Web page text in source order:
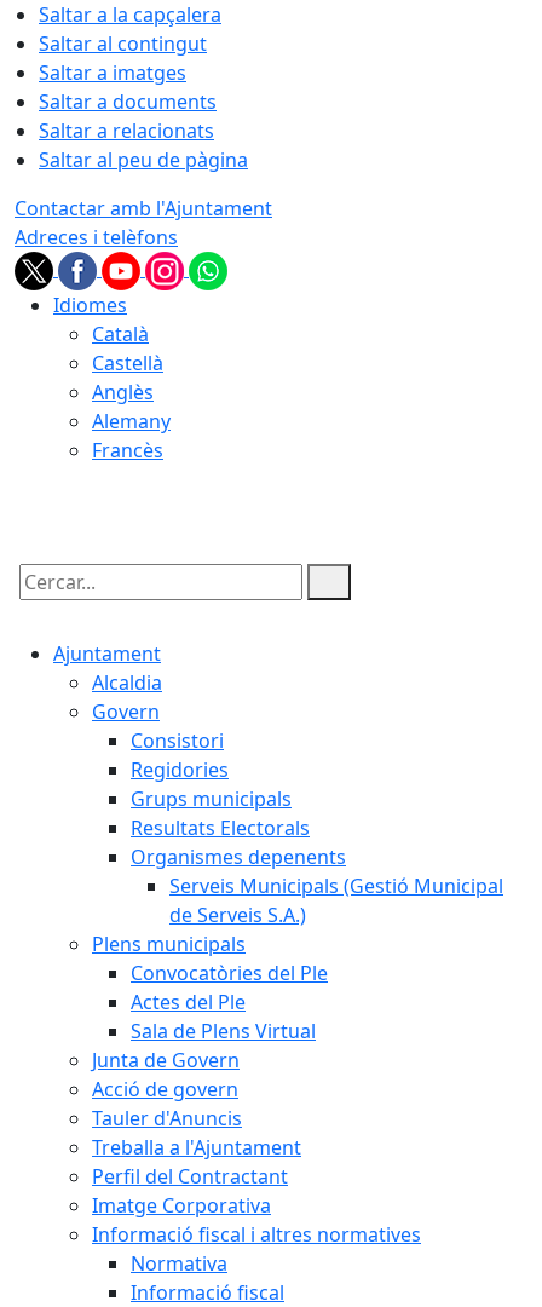
Saltar a la capçalera
Saltar al contingut
Saltar a imatges
Saltar a documents
Saltar a relacionats
Saltar al peu de pàgina
Contactar amb l'Ajuntament
Adreces i telèfons
Idiomes
Català
Castellà
Anglès
Alemany
Francès
Cercar:
Ajuntament
Alcaldia
Govern
Consistori
Regidories
Grups municipals
Resultats Electorals
Organismes depenents
Serveis Municipals (Gestió Municipal
de Serveis S.A.)
Plens municipals
Convocatòries del Ple
Actes del Ple
Sala de Plens Virtual
Junta de Govern
Acció de govern
Tauler d'Anuncis
Treballa a l'Ajuntament
Perfil del Contractant
Imatge Corporativa
Informació fiscal i altres normatives
Normativa
Informació fiscal